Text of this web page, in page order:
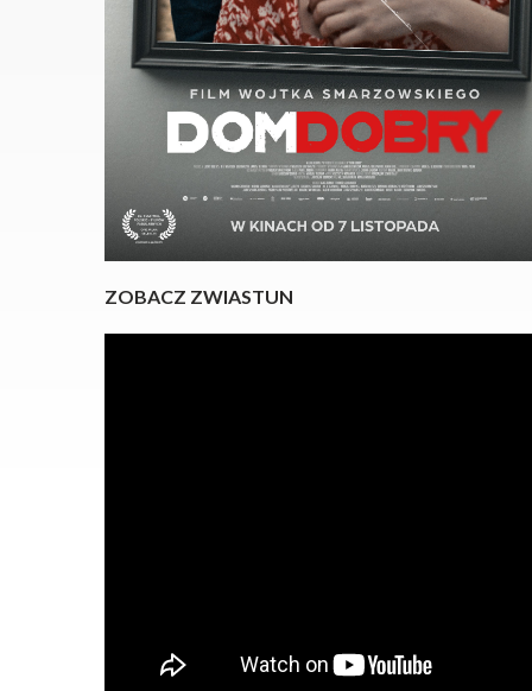
ZOBACZ ZWIASTUN